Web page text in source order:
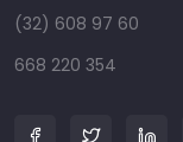
(32) 608 97 60
668 220 354